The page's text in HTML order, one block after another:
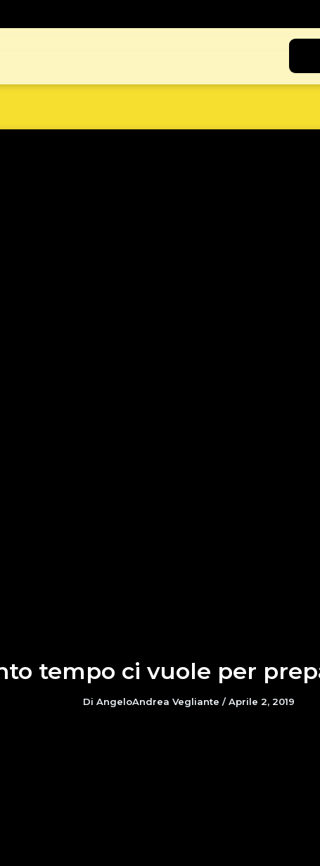
tempo ci vuole per
Di AngeloAndrea Vegliante /Aprile 2, 2019